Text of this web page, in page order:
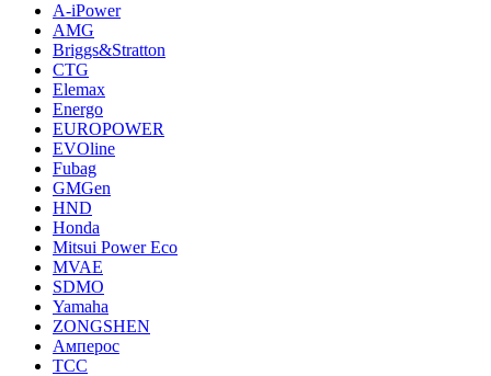
A-iPower
AMG
Briggs&Stratton
CTG
Elemax
Energo
EUROPOWER
EVOline
Fubag
GMGen
HND
Honda
Mitsui Power Eco
MVAE
SDMO
Yamaha
ZONGSHEN
Амперос
ТСС